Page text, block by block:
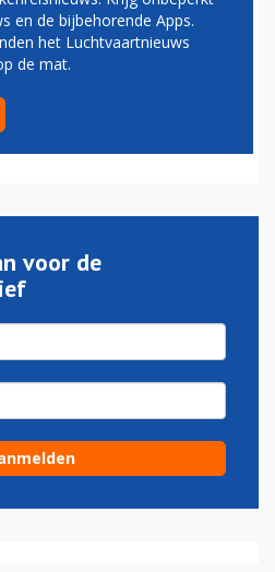
en schrapt banen
voor de
en de bijbehorende Apps.
het Luchtvaartnieuws
de mat.